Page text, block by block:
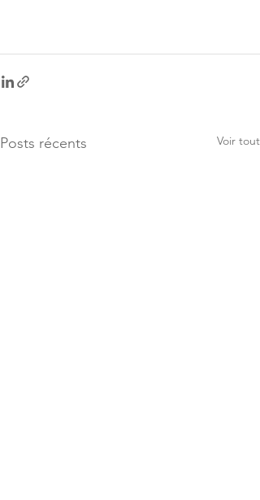
Posts récents Voir tout